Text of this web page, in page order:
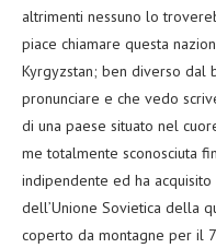
altrimenti nessuno lo
piace chiamare questa
Kyrgyzstan; ben diverso dal
pronunciare e che vedo
di una paese situato nel
me totalmente sconosciuta
indipendente ed ha
dell’Unione Sovietica della
coperto da montagne per il